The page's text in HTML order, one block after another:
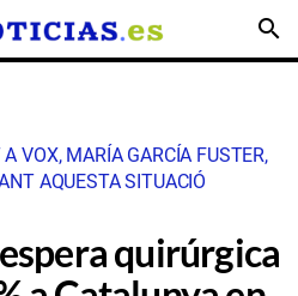
search
VOX, MARÍA GARCÍA FUSTER,
AQUESTA SITUACIÓ
quirúrgica